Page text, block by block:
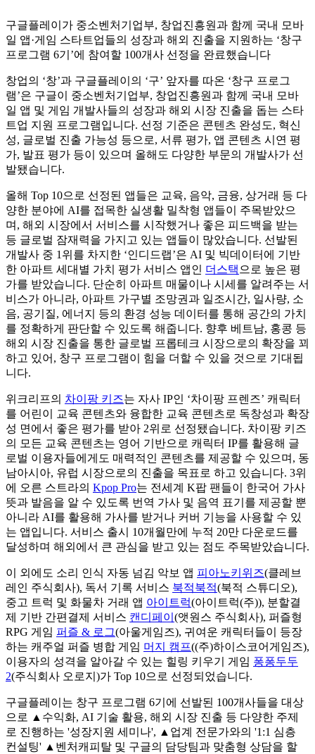
구글플레이가 중소벤처기업부, 창업진흥원과 함께 국내 모바
일 앱·게임 스타트업들의 성장과 해외 진출을 지원하는 ‘창구
프로그램 6기’에 참여할 100개사 선정을 완료했습니다
창업의 ‘창’과 구글플레이의 ‘구’ 앞자를 따온 ‘창구 프로그
램’은 구글이 중소벤처기업부, 창업진흥원과 함께 국내 모바
일 앱 및 게임 개발사들의 성장과 해외 시장 진출을 돕는 스타
트업 지원 프로그램입니다. 선정 기준은 콘텐츠 완성도, 혁신
성, 글로벌 진출 가능성 등으로, 서류 평가, 앱 콘텐츠 시연 평
가, 발표 평가 등이 있으며 올해도 다양한 부문의 개발사가 선
발됐습니다.
올해 Top 10으로 선정된 앱들은 교육, 음악, 금융, 상거래 등 다
양한 분야에 AI를 접목한 실생활 밀착형 앱들이 주목받았으
며, 해외 시장에서 서비스를 시작했거나 좋은 피드백을 받는
등 글로벌 잠재력을 가지고 있는 앱들이 많았습니다. 선발된
개발사 중 1위를 차지한 ‘인디드랩’은 AI 및 빅데이터에 기반
한 아파트 세대별 가치 평가 서비스 앱인 더스택 으로 높은 평
가를 받았습니다. 단순히 아파트 매물이나 시세를 알려주는 서
비스가 아니라, 아파트 가구별 조망권과 일조시간, 일사량, 소
음, 공기질, 에너지 등의 환경 성능 데이터를 통해 공간의 가치
를 정확하게 판단할 수 있도록 해줍니다. 향후 베트남, 홍콩 등
해외 시장 진출을 통한 글로벌 프롭테크 시장으로의 확장을 꾀
하고 있어, 창구 프로그램이 힘을 더할 수 있을 것으로 기대됩
니다.
위크리프의 차이팡 키즈는 자사 IP인 ‘차이팡 프렌즈’ 캐릭터
를 어린이 교육 콘텐츠와 융합한 교육 콘텐츠로 독창성과 확장
성 면에서 좋은 평가를 받아 2위로 선정됐습니다. 차이팡 키즈
의 모든 교육 콘텐츠는 영어 기반으로 캐릭터 IP를 활용해 글
로벌 이용자들에게도 매력적인 콘텐츠를 제공할 수 있으며, 동
남아시아, 유럽 시장으로의 진출을 목표로 하고 있습니다. 3위
에 오른 스트라의 Kpop Pro는 전세계 K팝 팬들이 한국어 가사
뜻과 발음을 알 수 있도록 번역 가사 및 음역 표기를 제공할 뿐
아니라 AI를 활용해 가사를 받거나 커버 기능을 사용할 수 있
는 앱입니다. 서비스 출시 10개월만에 누적 20만 다운로드를
달성하며 해외에서 큰 관심을 받고 있는 점도 주목받았습니다.
이 외에도 소리 인식 자동 넘김 악보 앱 피아노키위즈(클레브
레인 주식회사), 독서 기록 서비스 북적북적(북적 스튜디오),
중고 트럭 및 화물차 거래 앱 아이트럭(아이트럭(주)), 분할결
제 기반 간편결제 서비스 캔디페이 (앳원스 주식회사), 퍼즐형
RPG 게임 퍼즐 & 로그(아울게임즈), 귀여운 캐릭터들이 등장
하는 캐주얼 퍼즐 병합 게임 머지 캠프((주)하이스코어게임즈),
이용자의 성격을 알아갈 수 있는 힐링 키우기 게임 퐁퐁두두
2(주식회사 오로지)가 Top 10으로 선정되었습니다.
구글플레이는 창구 프로그램 6기에 선발된 100개사들을 대상
으로 ▲수익화, AI 기술 활용, 해외 시장 진출 등 다양한 주제
로 진행하는 '성장지원 세미나', ▲업계 전문가와의 '1:1 심층
컨설팅' ▲벤처캐피탈 및 구글의 담당팀과 맞춤형 상담을 할